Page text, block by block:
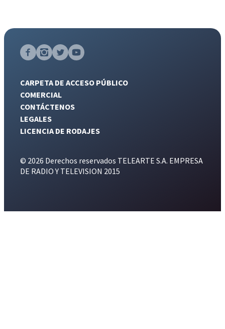
CARPETA DE ACCESO PÚBLICO
COMERCIAL
CONTÁCTENOS
LEGALES
LICENCIA DE RODAJES
© 2026 Derechos reservados TELEARTE S.A. EMPRESA
DE RADIO Y TELEVISION 2015